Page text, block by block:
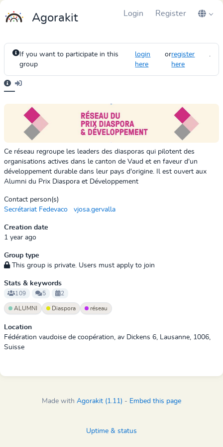
Agorakit Login Register
If you want to participate in this
group
login
here
orregister
here
.
Ce réseau regroupe les leaders des diasporas qui pilotent des
organisations actives dans le canton de Vaud et en faveur d'un
développement durable dans leur pays d'origine. Il est ouvert aux
Alumni du Prix Diaspora et Développement
Contact person(s)
Secrétariat Fedevaco
vjosa.gervalla
Creation date
1 year ago
Group type
This group is private. Users must apply to join
Stats & keywords
109 5 2
ALUMNI Diaspora réseau
Location
Fédération vaudoise de coopération, av Dickens 6, Lausanne, 1006,
Suisse
Made with Agorakit (1.11) - Embed this page
Uptime & status